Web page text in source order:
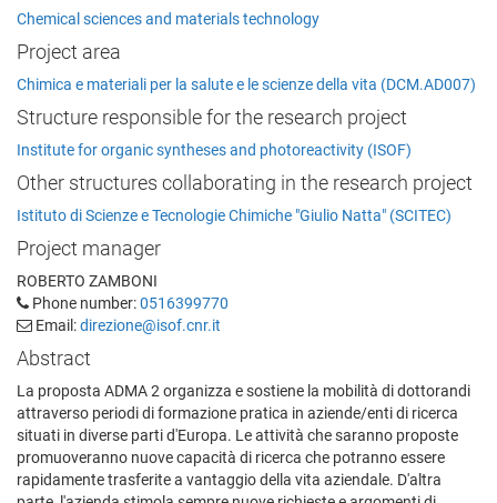
Chemical sciences and materials technology
Project area
Chimica e materiali per la salute e le scienze della vita (DCM.AD007)
Structure responsible for the research project
Institute for organic syntheses and photoreactivity (ISOF)
Other structures collaborating in the research project
Istituto di Scienze e Tecnologie Chimiche "Giulio Natta" (SCITEC)
Project manager
ROBERTO ZAMBONI
Phone number:0516399770
Email:direzione@isof.cnr.it
Abstract
La proposta ADMA 2 organizza e sostiene la mobilità di dottorandi
attraverso periodi di formazione pratica in aziende/enti di ricerca
situati in diverse parti d'Europa. Le attività che saranno proposte
promuoveranno nuove capacità di ricerca che potranno essere
rapidamente trasferite a vantaggio della vita aziendale. D'altra